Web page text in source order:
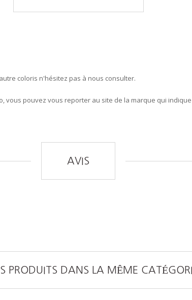
coloris n'hésitez pas à nous consulter.
pouvez vous reporter au site de la marque qui
AVIS
PRODUITS DANS LA MÊME